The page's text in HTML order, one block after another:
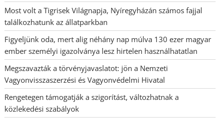
Most volt a Tigrisek Világnapja, Nyíregyházán számos fajjal
találkozhatunk az állatparkban
Figyeljünk oda, mert alig néhány nap múlva 130 ezer magyar
ember személyi igazolványa lesz hirtelen használhatatlan
Megszavazták a törvényjavaslatot: jön a Nemzeti
Vagyonvisszaszerzési és Vagyonvédelmi Hivatal
Rengetegen támogatják a szigorítást, változhatnak a
közlekedési szabályok